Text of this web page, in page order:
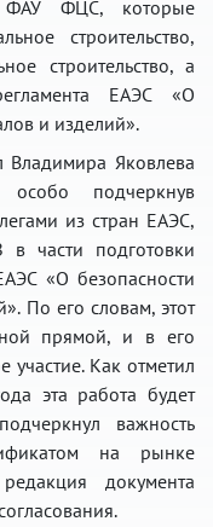
ФАУ ФЦС, которые
строительство,
строительство, а
ЕАЭС «О
и изделий».
Яковлева
особо подчеркнув
из стран ЕАЭС,
части подготовки
«О безопасности
По его словам, этот
прямой, и в его
участие. Как отметил
эта работа будет
важность
на рынке
документа